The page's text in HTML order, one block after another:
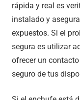
rápida y real es
instalado y
expuestos. Si el
segura es utilizar
ofrecer un
seguro de tus